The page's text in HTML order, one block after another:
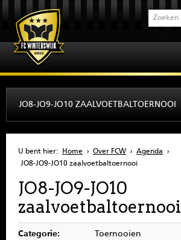
OVER FCW
INFORMATIE
JEUGD
JO8-JO9-JO10 ZAALVOETBALTOERNOOI
U bent hier: Home › Over FCW › Agenda
›
JO8-JO9-JO10 zaalvoetbaltoernooi
JO8-JO9-JO10
zaalvoetbaltoernooi
Categorie: Toernooien